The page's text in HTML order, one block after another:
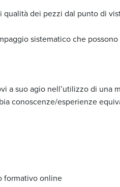
dei pezzi dal punto di
sistematico che possono
a suo agio nell’utilizzo di una
conoscenze/esperienze
formativo online